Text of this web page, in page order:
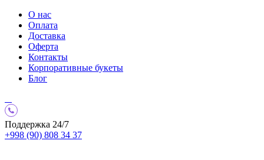
О нас
Оплата
Доставка
Оферта
Контакты
Корпоративные букеты
Блог
Поддержка 24/7
+998 (90) 808 34 37